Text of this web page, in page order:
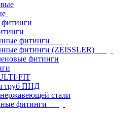
фитинги
фитинги (ZEISSLER)
фитинги
FIT
труб ПНД
стали
фитинги